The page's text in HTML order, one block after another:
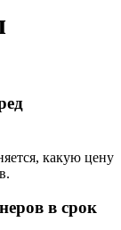
какую цену
в срок